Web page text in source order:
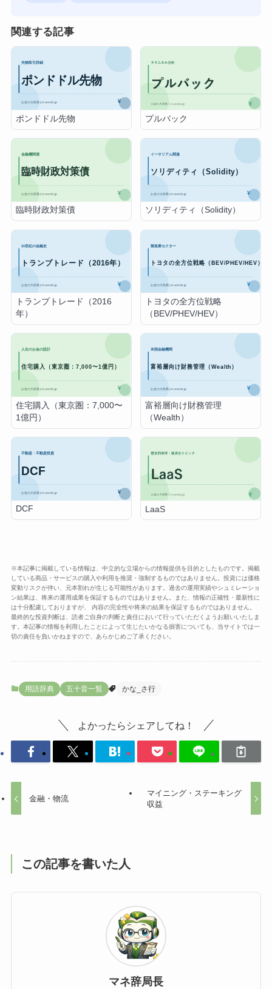
関連する記事
ポンドドル先物 プルバック
臨時財政対策債 ソリディティ（Solidity）
トランプトレード（2016
年）
トヨタの全方位戦略
（BEV/PHEV/HEV）
住宅購入（東京圏：7,000〜
1億円）
富裕層向け財務管理
（Wealth）
DCF LaaS
※本記事に掲載している情報は、中立的な立場からの情報提供を目的としたものです。掲載
している商品・サービスの購入や利用を推奨・強制するものではありません。投資には価格
変動リスクが伴い、元本割れが生じる可能性があります。過去の運用実績やシュミレーショ
ン結果は、将来の運用成果を保証するものではありません。また、情報の正確性・最新性に
は十分配慮しておりますが、 内容の完全性や将来の結果を保証するものではありません。
最終的な投資判断は、読者ご自身の判断と責任において行っていただくようお願いいたしま
す。本記事の情報を利用したことによって生じたいかなる損害についても、当サイトでは一
切の責任を負いかねますので、あらかじめご了承ください。
用語辞典 五十音一覧 かな_さ行
よかったらシェアしてね！
金融・物流
マイニング・ステーキング
収益
この記事を書いた人
マネ辞局長